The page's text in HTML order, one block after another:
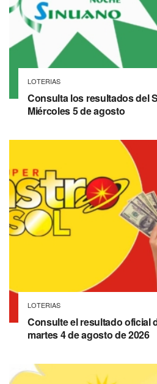
LOTERIAS
Consulta los resultados del
Miércoles 5 de agosto
LOTERIAS
Consulte el resultado oficial
martes 4 de agosto de 2026